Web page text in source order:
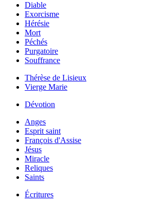
Diable
Exorcisme
Hérésie
Mort
Péchés
Purgatoire
Souffrance
Thérèse de Lisieux
Vierge Marie
Dévotion
Anges
Esprit saint
François d'Assise
Jésus
Miracle
Reliques
Saints
Écritures